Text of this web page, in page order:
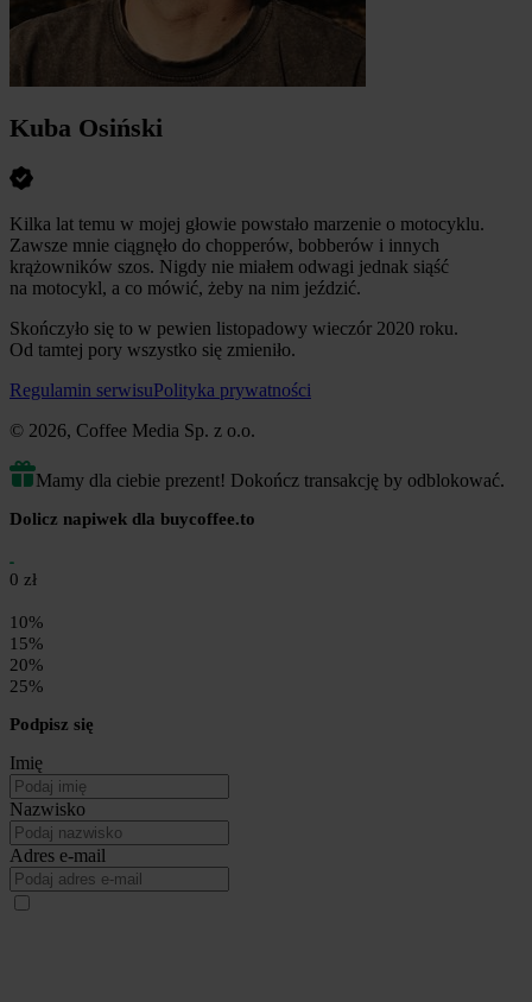
Kuba Osiński
Kilka lat temu w mojej głowie powstało marzenie o motocyklu.
Zawsze mnie ciągnęło do chopperów, bobberów i innych
krążowników szos. Nigdy nie miałem odwagi jednak siąść
na motocykl, a co mówić, żeby na nim jeździć.
Skończyło się to w pewien listopadowy wieczór 2020 roku.
Od tamtej pory wszystko się zmieniło.
Regulamin serwisuPolityka prywatności
© 2026, Coffee Media Sp. z o.o.
Mamy dla ciebie prezent! Dokończ transakcję by odblokować.
Dolicz napiwek dla buycoffee.to
0 zł
10%
15%
20%
25%
Podpisz się
Imię
Nazwisko
Adres e-mail